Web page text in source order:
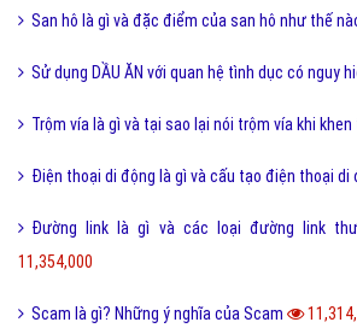
San hô là gì và đặc điểm của san hô như thế
Sử dụng DẦU ĂN với quan hệ tình dục có nguy
Trộm vía là gì và tại sao lại nói trộm vía khi khen
Điện thoại di động là gì và cấu tạo điện thoại di
Đường link là gì và các loại đường link
11,354,000
Scam là gì? Những ý nghĩa của Scam